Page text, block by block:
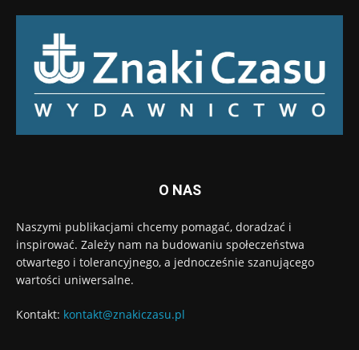
O NAS
Naszymi publikacjami chcemy pomagać, doradzać i
inspirować. Zależy nam na budowaniu społeczeństwa
otwartego i tolerancyjnego, a jednocześnie szanującego
wartości uniwersalne.
Kontakt: kontakt@znakiczasu.pl